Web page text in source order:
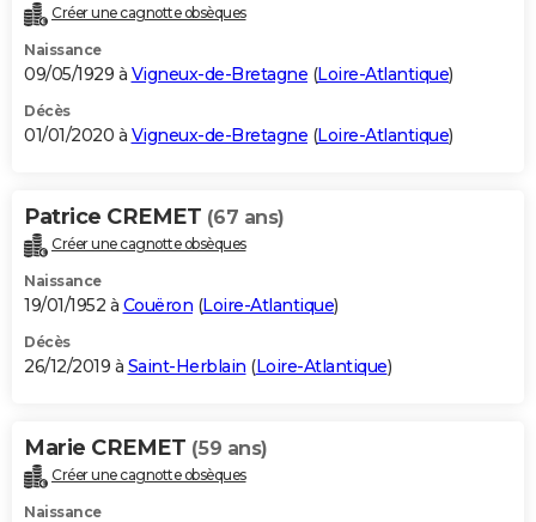
Créer une cagnotte obsèques
Naissance
09/05/1929 à Vigneux-de-Bretagne (Loire-Atlantique)
Décès
01/01/2020 à Vigneux-de-Bretagne (Loire-Atlantique)
Patrice CREMET (67 ans)
Créer une cagnotte obsèques
Naissance
19/01/1952 à Couëron (Loire-Atlantique)
Décès
26/12/2019 à Saint-Herblain (Loire-Atlantique)
Marie CREMET (59 ans)
Créer une cagnotte obsèques
Naissance